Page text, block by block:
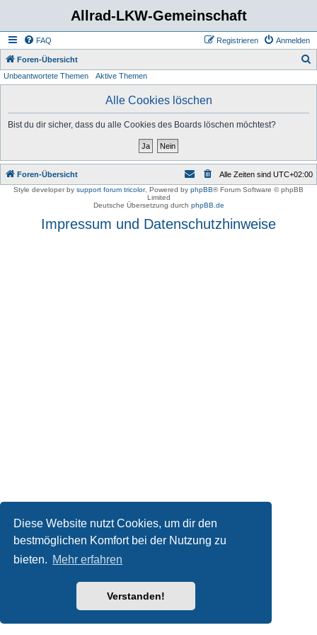
Diese Website nutzt Cookies, um dir den
bestmöglichen Komfort bei der Nutzung zu
bieten. Mehr erfahren
Verstanden!
Allrad-LKW-Gemeinschaft
FAQ Anmelden
Registrieren
Foren-Übersicht
Unbeantwortete Themen Aktive Themen
Alle Cookies löschen
Bist du dir sicher, dass du alle Cookies des Boards löschen möchtest?
Foren-Übersicht Alle Zeiten sind UTC+02:00
Style developer by support forum tricolor, Powered by phpBB® Forum Software © phpBB
Limited
Deutsche Übersetzung durch phpBB.de
Impressum und Datenschutzhinweise